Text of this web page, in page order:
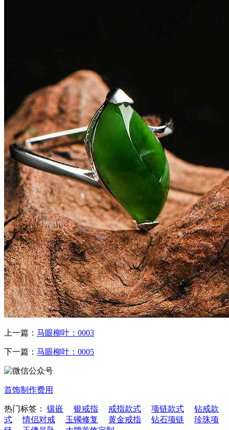
上一篇： 马眼柳叶：0003
下一篇： 马眼柳叶：0005
首饰制作费用
热门标签： 镶嵌 银戒指 戒指款式 项链款式
钻戒款
式
情侣对戒 玉镯修复 黄金戒指 钻石项链
珍珠项